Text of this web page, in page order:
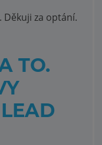
Děkuji za optání.
TO.